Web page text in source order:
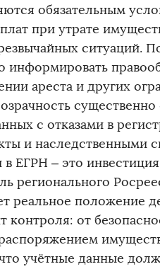
обязательным
при утрате
ситуаций.
информировать
ареста и других
с отказами в
и наследственными
ЕГРН – это
регионального
реальное положение
контроля: от
учётные данные